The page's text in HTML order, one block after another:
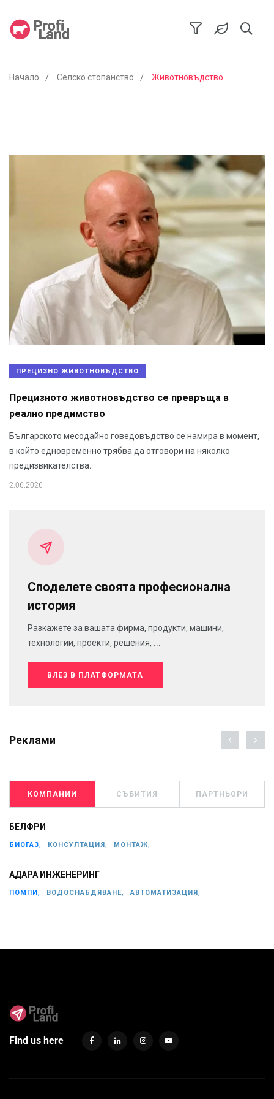
Начало Селско стопанство Животновъдство
ПРЕЦИЗНО ЖИВОТНОВЪДСТВО
Прецизното животновъдство се превръща в
реално предимство
Българското месодайно говедовъдство се намира в момент,
в който едновременно трябва да отговори на няколко
предизвикателства.
2.06.2026
Споделете своята професионална
история
Разкажете за вашата фирма, продукти, машини,
технологии, проекти, решения, ...
ВЛЕЗ В ПЛАТФОРМАТА
Реклами
КОМПАНИИ СЪБИТИЯ ПАРТНЬОРИ
БЕЛФРИ
БИОГАЗ, КОНСУЛТАЦИЯ, МОНТАЖ,
АДАРА ИНЖЕНЕРИНГ
ПОМПИ, ВОДОСНАБДЯВАНЕ, АВТОМАТИЗАЦИЯ,
Find us here